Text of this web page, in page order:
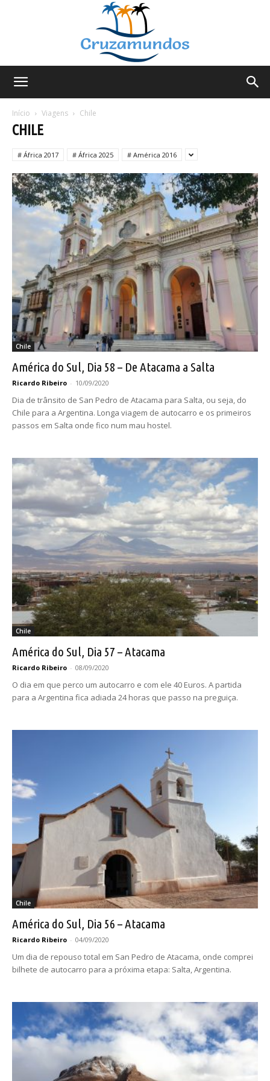
Início Viagens Chile
CHILE
# África 2017 # África 2025 # América 2016
Chile
América do Sul, Dia 58 – De Atacama a Salta
Ricardo Ribeiro - 10/09/2020
Dia de trânsito de San Pedro de Atacama para Salta, ou seja, do
Chile para a Argentina. Longa viagem de autocarro e os primeiros
passos em Salta onde fico num mau hostel.
Chile
América do Sul, Dia 57 – Atacama
Ricardo Ribeiro - 08/09/2020
O dia em que perco um autocarro e com ele 40 Euros. A partida
para a Argentina fica adiada 24 horas que passo na preguiça.
Chile
América do Sul, Dia 56 – Atacama
Ricardo Ribeiro - 04/09/2020
Um dia de repouso total em San Pedro de Atacama, onde comprei
bilhete de autocarro para a próxima etapa: Salta, Argentina.